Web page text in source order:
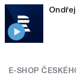
E-SHOP